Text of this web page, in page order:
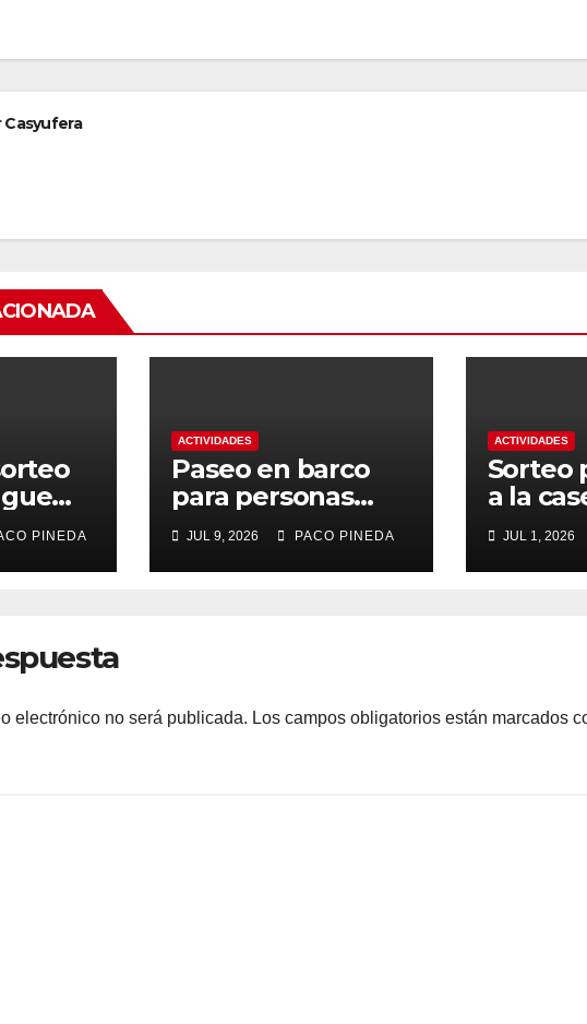
Casyufera
PINEDA
ACTIVIDADES
Paseo en barco
para personas
mayores
JUL 9, 2026 PACO PINEDA
ACTIVIDADES
Sorteo
a la
Málaga
JUL 1, 2026
electrónico no será publicada. Los campos obligatorios están marcados